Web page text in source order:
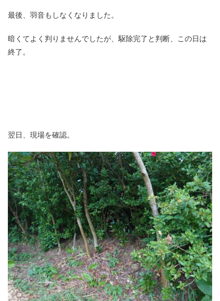
最後、羽音もしなくなりました。
暗くてよく判りませんでしたが、駆除完了と判断、この日は
終了。
翌日、現場を確認。